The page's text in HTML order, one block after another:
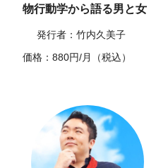
物行動学から語る男と女
発行者：竹内久美子
価格：880円/月（税込）